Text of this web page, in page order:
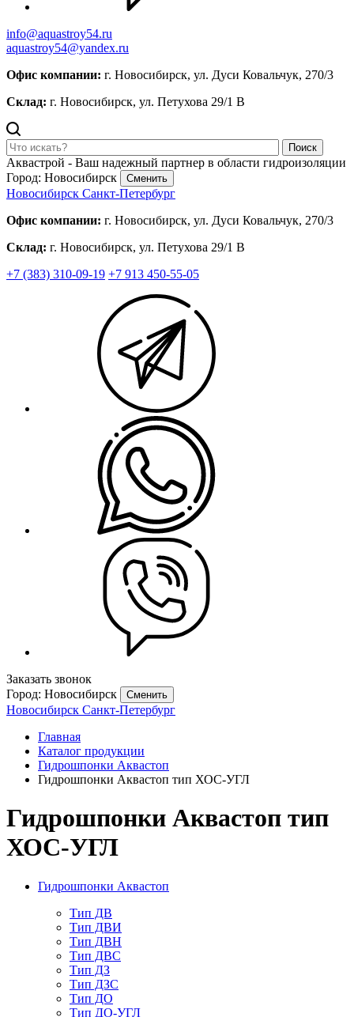
info@aquastroy54.ru
aquastroy54@yandex.ru
Офис компании: г. Новосибирск, ул. Дуси Ковальчук, 270/3
Склад: г. Новосибирск, ул. Петухова 29/1 В
Поиск
Аквастрой - Ваш надежный партнер в области гидроизоляции
Город: Новосибирск
Сменить
Новосибирск Санкт-Петербург
Офис компании: г. Новосибирск, ул. Дуси Ковальчук, 270/3
Склад: г. Новосибирск, ул. Петухова 29/1 В
+7 (383) 310-09-19 +7 913 450-55-05
Заказать звонок
Город: Новосибирск
Сменить
Новосибирск Санкт-Петербург
Главная
Каталог продукции
Гидрошпонки Аквастоп
Гидрошпонки Аквастоп тип ХОС-УГЛ
Гидрошпонки Аквастоп тип
ХОС-УГЛ
Гидрошпонки Аквастоп
Тип ДВ
Тип ДВИ
Тип ДВН
Тип ДВС
Тип ДЗ
Тип ДЗС
Тип ДО
Тип ДО-УГЛ